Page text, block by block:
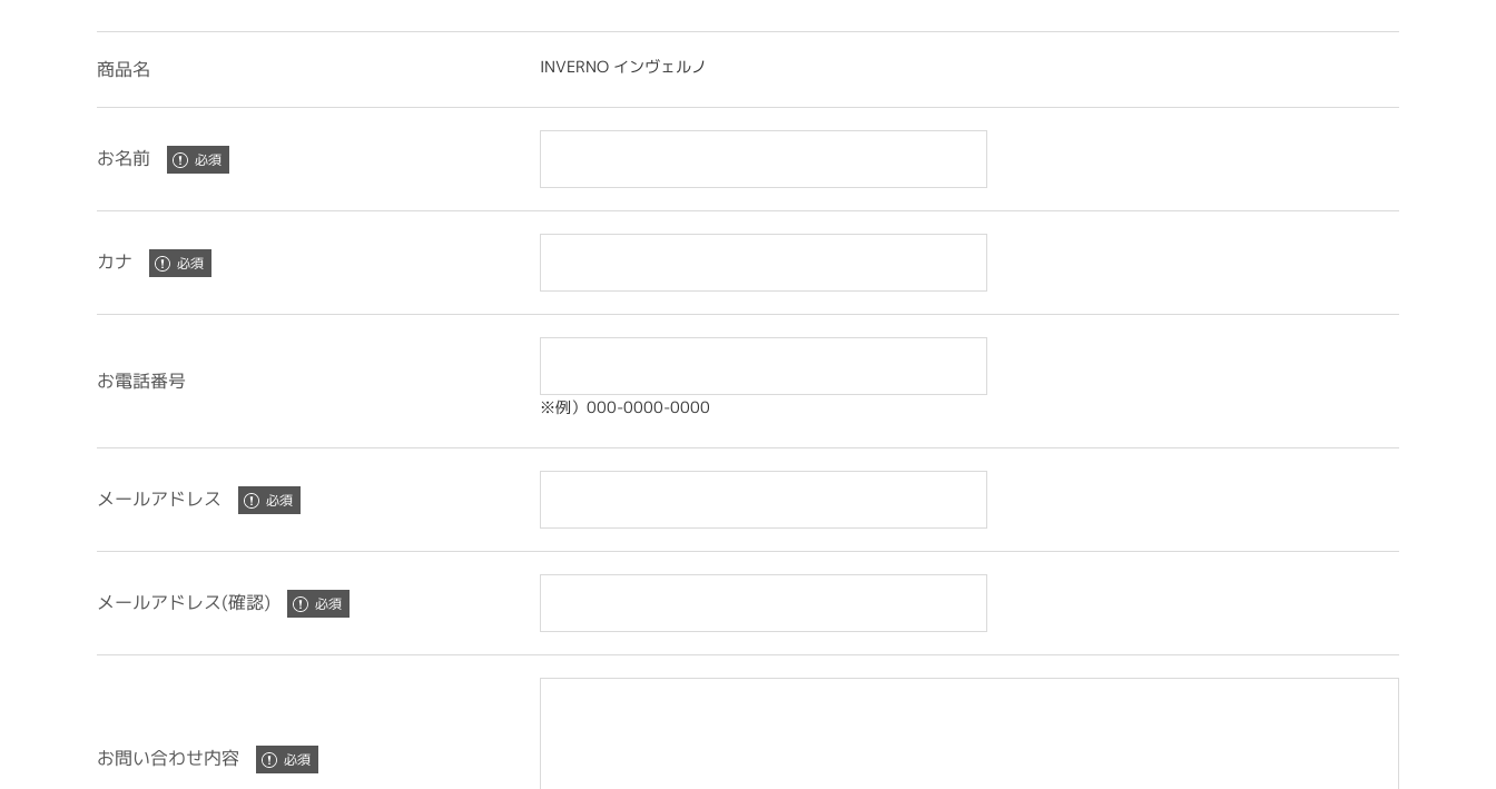
商品名 INVERNO インヴェルノ
お名前
カナ
お電話番号
※例）000-0000-0000
メールアドレス
メールアドレス(確認)
お問い合わせ内容